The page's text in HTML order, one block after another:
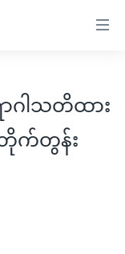
ဂါသတိထား
တိုက်တွန်း